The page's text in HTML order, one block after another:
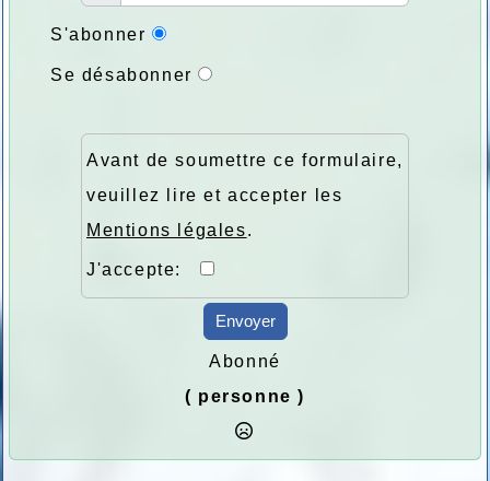
S'abonner
Se désabonner
Avant de soumettre ce formulaire,
veuillez lire et accepter les
Mentions légales.
J'accepte:
Envoyer
Abonné
( personne )